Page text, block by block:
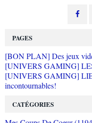
PAGES
[BON PLAN] Des jeux
[UNIVERS GAMING]
[UNIVERS GAMING]
incontournables!
CATÉGORIES